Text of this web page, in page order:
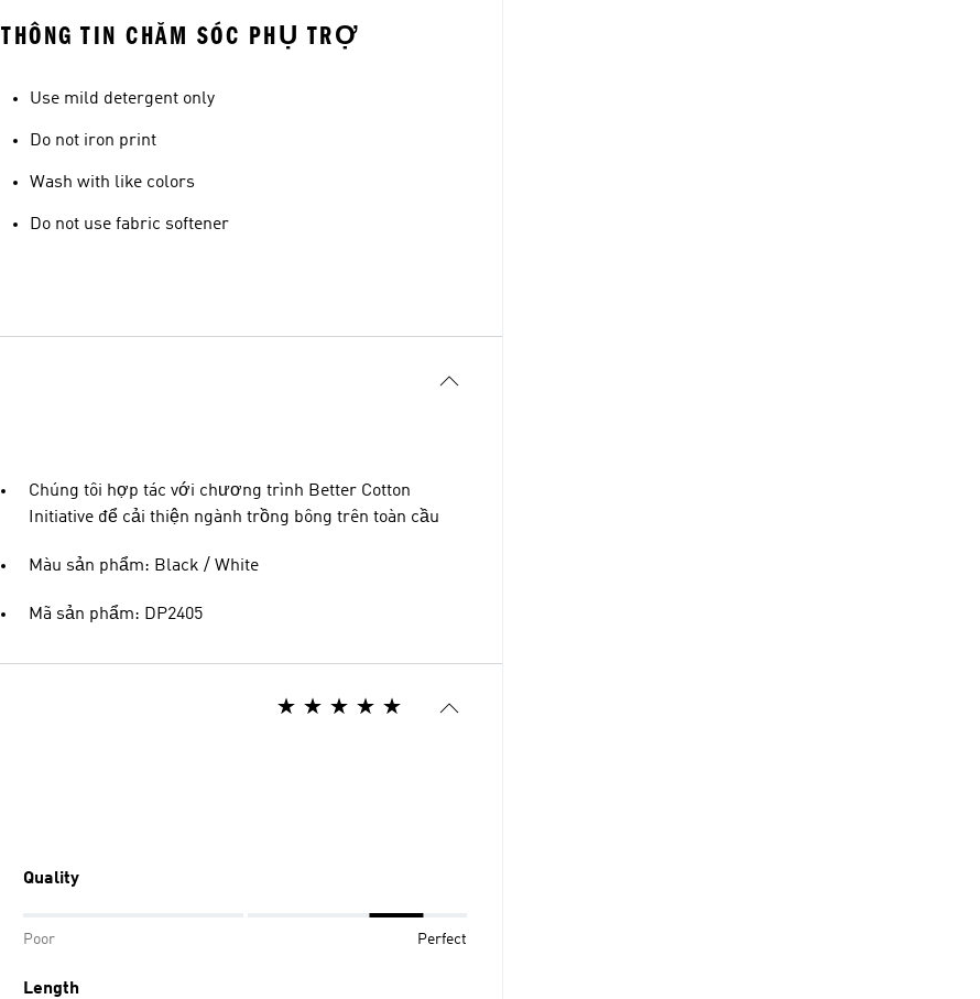
THÔNG TIN CHĂM SÓC PHỤ TRỢ
Use mild detergent only
Do not iron print
Wash with like colors
Do not use fabric softener
Chúng tôi hợp tác với chương trình Better Cotton
Initiative để cải thiện ngành trồng bông trên toàn cầu
Màu sản phẩm: Black / White
Mã sản phẩm: DP2405
Quality
Poor Perfect
Length